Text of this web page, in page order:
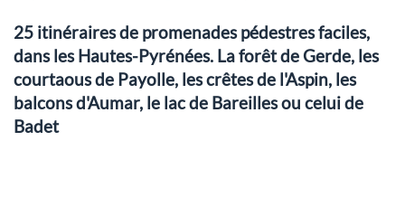
25 itinéraires de promenades pédestres faciles,
dans les Hautes-Pyrénées. La forêt de Gerde, les
courtaous de Payolle, les crêtes de l'Aspin, les
balcons d'Aumar, le lac de Bareilles ou celui de
Badet